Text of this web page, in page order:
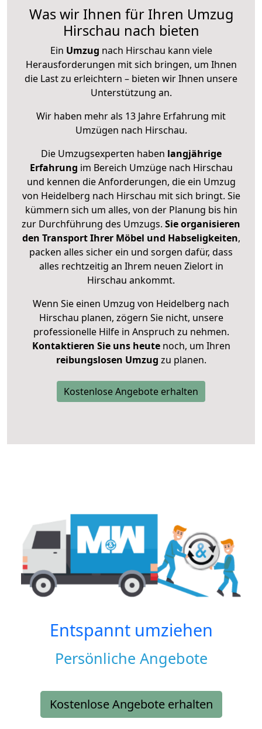
Was wir Ihnen für Ihren Umzug
Hirschau nach bieten
Ein Umzug nach Hirschau kann viele
Herausforderungen mit sich bringen, um Ihnen
die Last zu erleichtern – bieten wir Ihnen unsere
Unterstützung an.
Wir haben mehr als 13 Jahre Erfahrung mit
Umzügen nach Hirschau.
Die Umzugsexperten haben langjährige
Erfahrung im Bereich Umzüge nach Hirschau
und kennen die Anforderungen, die ein Umzug
von Heidelberg nach Hirschau mit sich bringt. Sie
kümmern sich um alles, von der Planung bis hin
zur Durchführung des Umzugs. Sie organisieren
den Transport Ihrer Möbel und Habseligkeiten,
packen alles sicher ein und sorgen dafür, dass
alles rechtzeitig an Ihrem neuen Zielort in
Hirschau ankommt.
Wenn Sie einen Umzug von Heidelberg nach
Hirschau planen, zögern Sie nicht, unsere
professionelle Hilfe in Anspruch zu nehmen.
Kontaktieren Sie uns heutenoch, um Ihren
reibungslosen Umzug zu planen.
Kostenlose Angebote erhalten
Entspannt umziehen
Persönliche Angebote
Kostenlose Angebote erhalten